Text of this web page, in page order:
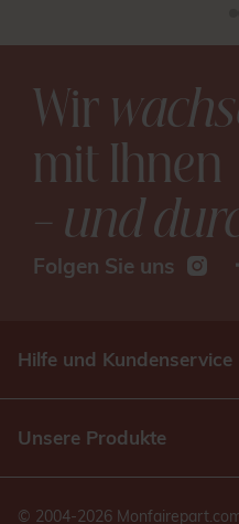
Wir
mit Ihnen
– und
Folgen Sie uns
Hilfe und Kundenservice
Unsere Produkte
© 2004-2026